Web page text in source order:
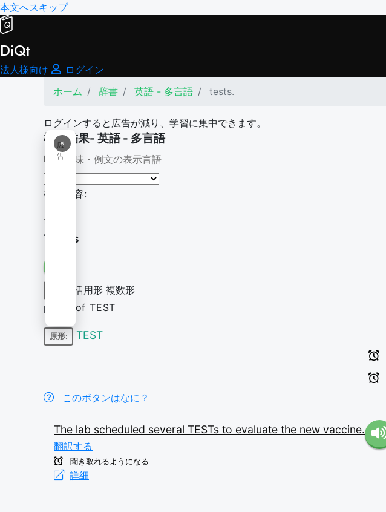
本文へスキップ
DiQt
法人様向け
ログイン
ホーム
辞書 英語 - 多言語 tests.
ログインすると広告が減り、学習に集中できます。
×
広
告
検索結果- 英語 - 多言語
意味・例文の表示言語
検索内容:
tests.
TESTs
活用形 複数形
plural of TEST
原形: TEST
このボタンはなに？
The lab scheduled several TESTs to evaluate the new vaccine.
翻訳する
聞き取れるようになる
詳細